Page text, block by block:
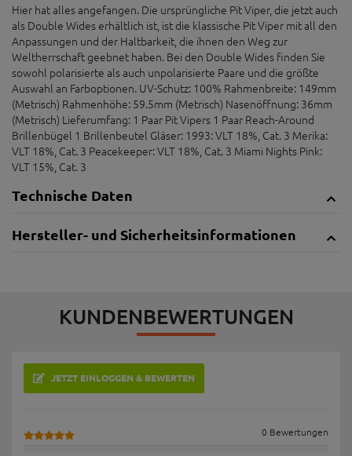
Hier hat alles angefangen. Die ursprüngliche Pit Viper, die jetzt auch
als Double Wides erhältlich ist, ist die klassische Pit Viper mit all den
Anpassungen und der Haltbarkeit, die ihnen den Weg zur
Weltherrschaft geebnet haben. Bei den Double Wides finden Sie
sowohl polarisierte als auch unpolarisierte Paare und die größte
Auswahl an Farboptionen. UV-Schutz: 100% Rahmenbreite: 149mm
(Metrisch) Rahmenhöhe: 59.5mm (Metrisch) Nasenöffnung: 36mm
(Metrisch) Lieferumfang: 1 Paar Pit Vipers 1 Paar Reach-Around
Brillenbügel 1 Brillenbeutel Gläser: 1993: VLT 18%, Cat. 3 Merika:
VLT 18%, Cat. 3 Peacekeeper: VLT 18%, Cat. 3 Miami Nights Pink:
VLT 15%, Cat. 3
Technische Daten
Hersteller- und Sicherheitsinformationen
KUNDENBEWERTUNGEN
JETZT EINLOGGEN & BEWERTEN
0 Bewertungen